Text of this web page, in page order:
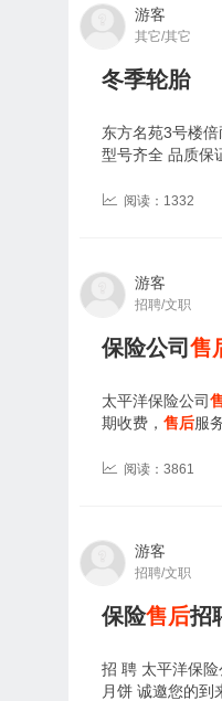
游客
其它/其它
冬季轮胎
东方名苑3号楼
型号齐全 品质保
阅读：1332
游客
招聘/文职
保险公司 售
太平洋保险公司
期收费， 售后服
阅读：3861
游客
招聘/文职
保险售后招
招 聘 太平洋保
月饼 诚邀您的到